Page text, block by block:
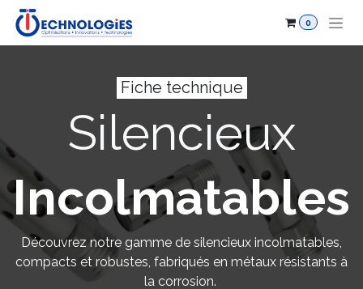
Se rendre au contenu
0
Fiche technique
Silencieux
Incolmatables
Découvrez notre gamme de silencieux incolmatables,
compacts et robustes, fabriqués en métaux résistants à
la corrosion.